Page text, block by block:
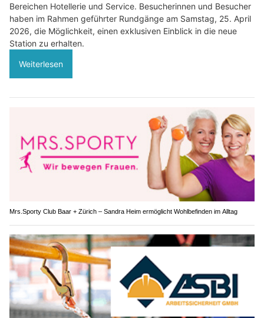
Bereichen Hotellerie und Service. Besucherinnen und Besucher
haben im Rahmen geführter Rundgänge am Samstag, 25. April
2026, die Möglichkeit, einen exklusiven Einblick in die neue
Station zu erhalten.
Weiterlesen
Mrs.Sporty Club Baar + Zürich – Sandra Heim ermöglicht Wohlbefinden im Alltag